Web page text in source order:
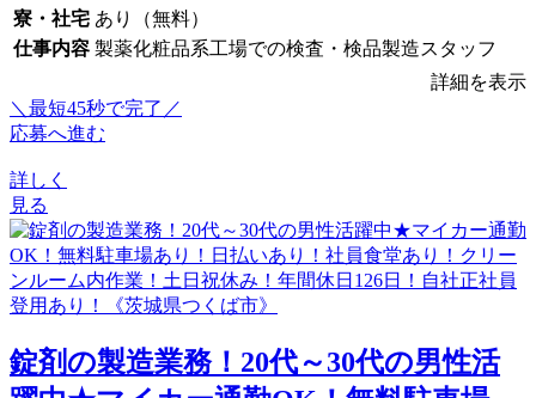
寮・社宅 あり（無料）
仕事内容 製薬化粧品系工場での検査・検品製造スタッフ
詳細を表示
＼最短45秒で完了／
応募へ進む
詳しく
見る
錠剤の製造業務！20代～30代の男性活